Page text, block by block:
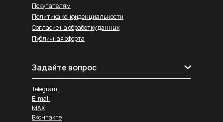
Покупателям
Политика конфиденциальности
Согласие на обработку данных
Публичная оферта
Задайте вопрос
Telegram
E-mail
MAX
Вконтакте